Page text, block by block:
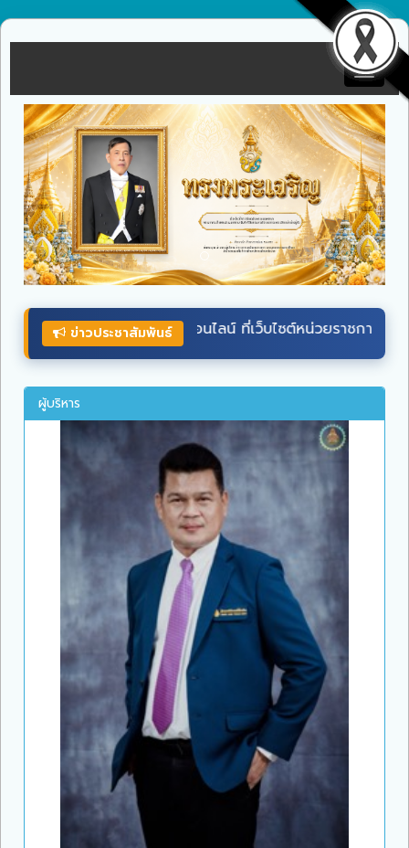
Toggle
ข่าวประชาสัมพันธ์
บไซต์หน่วยราชการในพระองค์wellwishes.royalofficeระหว่า
ผู้บริหาร